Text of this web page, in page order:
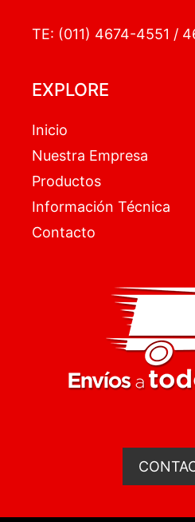
TE: (011) 4674-4551 /
EXPLORE
Inicio
Nuestra Empresa
Productos
Información Técnica
Contacto